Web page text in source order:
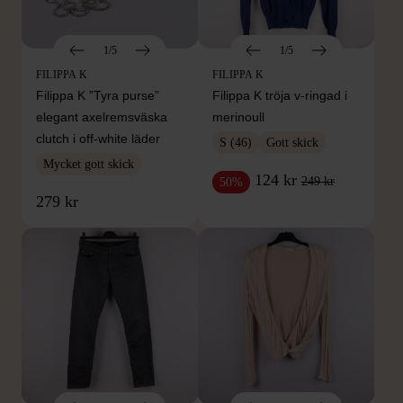
1/5
FILIPPA K
Filippa K ”Tyra purse”
elegant axelremsväska
clutch i off-white läder
Mycket gott skick
279 kr
1/5
FILIPPA K
Filippa K tröja v-ringad i
merinoull
S (46) Gott skick
50% 124 kr 249 kr